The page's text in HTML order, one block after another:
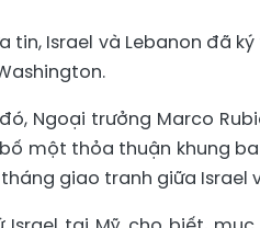
tin, Israel và Lebanon đã
Ngoại trưởng Marco
một thỏa thuận khung
giao tranh giữa Israel